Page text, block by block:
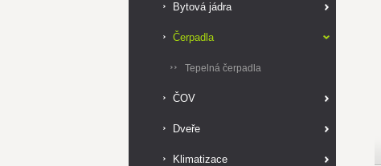
Bytová jádra
Čerpadla
Tepelná čerpadla
ČOV
Dveře
Klimatizace